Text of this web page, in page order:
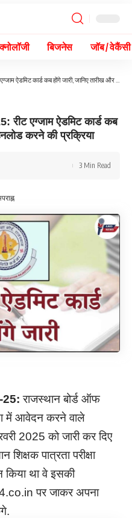
बिजनेस जॉब / वेकैंसी
कार्ड कब होंगे जारी, जानिए तारीख और डाउनलोड करने की प्रक्रिया
एग्जाम ऐडमिट कार्ड कब
करने की प्रक्रिया
3 Min Read
25: राजस्थान बोर्ड ऑफ
में आवेदन करने वाले
2025 को जारी कर दिए
शिक्षक पात्रता परीक्षा
था वे इसकी
पर जाकर अपना